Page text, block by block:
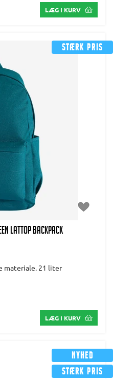
LÆG I KURV
Stærk pris
LATTOP BACKPACK
materiale. 21 liter
LÆG I KURV
Nyhed
Stærk pris